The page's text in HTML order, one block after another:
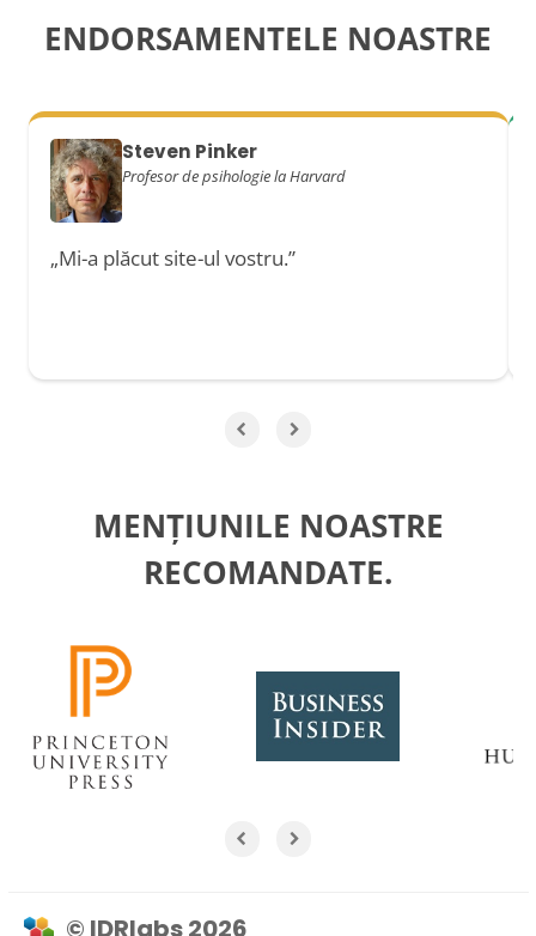
ENDORSAMENTELE NOASTRE
Steven Pinker
Profesor de psihologie la Harvard
„Mi-a plăcut site-ul vostru.”
MENȚIUNILE NOASTRE
RECOMANDATE.
© IDRlabs 2026